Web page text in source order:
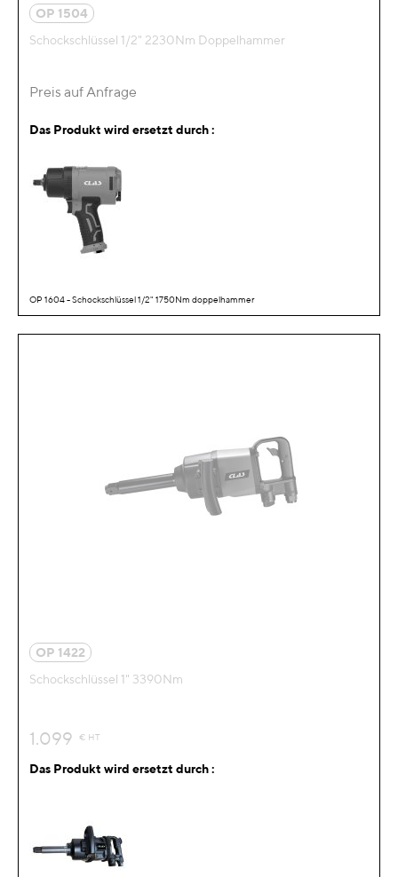
OP 1504
Schockschlüssel 1/2" 2230Nm Doppelhammer
Preis auf Anfrage
Das Produkt wird ersetzt durch :
OP 1604 - Schockschlüssel 1/2" 1750Nm doppelhammer
OP 1422
Schockschlüssel 1" 3390Nm
1.099 € HT
Das Produkt wird ersetzt durch :